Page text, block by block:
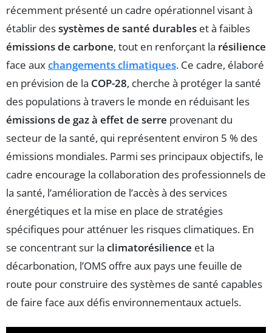
récemment présenté un cadre opérationnel visant à
établir dessystèmes de santé durables et à faibles
émissions de carbone, tout en renforçant la résilience
face auxchangements climatiques. Ce cadre, élaboré
en prévision de la COP-28, cherche à protéger la santé
des populations à travers le monde en réduisant les
émissions de gaz à effet de serre provenant du
secteur de la santé, qui représentent environ 5 % des
émissions mondiales. Parmi ses principaux objectifs, le
cadre encourage la collaboration des professionnels de
la santé, l’amélioration de l’accès à des services
énergétiques et la mise en place de stratégies
spécifiques pour atténuer les risques climatiques. En
se concentrant sur la climatorésilience et la
décarbonation, l’OMS offre aux pays une feuille de
route pour construire des systèmes de santé capables
de faire face aux défis environnementaux actuels.